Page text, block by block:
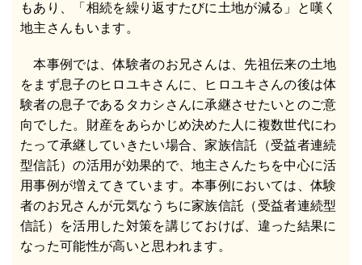
もあり、「相続を繰り返すたびに土地が減る」と嘆く
地主さんもいます。
本事例では、体験者のお兄さんは、先祖伝来の土地
をまず息子のヒロユキさんに、ヒロユキさんの後は体
験者の息子であるタカシさんに承継させたいとのご意
向でした。財産をあらかじめ決めた人に複数世代にわ
たって承継していきたい場合、家族信託（受益者連続
型信託）の活用が効果的で、地主さんたちを中心に活
用事例が増えてきています。本事例においては、体験
者のお兄さんが元気なうちに家族信託（受益者連続型
信託）を活用した対策を講じておけば、違った結果に
なった可能性が高いと思われます。